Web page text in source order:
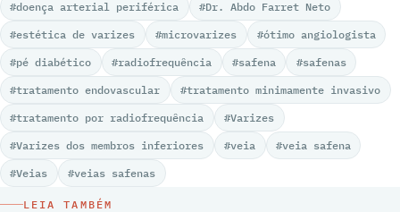
#doença arterial periférica
#Dr. Abdo Farret Neto
#estética de varizes
#microvarizes
#ótimo angiologista
#pé diabético
#radiofrequência #safena
#safenas
#tratamento endovascular
#tratamento minimamente invasivo
#tratamento por radiofrequência
#Varizes
#Varizes dos membros inferiores
#veia
#veia safena
#Veias
#veias safenas
LEIA TAMBÉM